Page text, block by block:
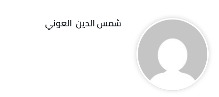
شمس‭ ‬الدين‭ ‬ العوني‭ ‬